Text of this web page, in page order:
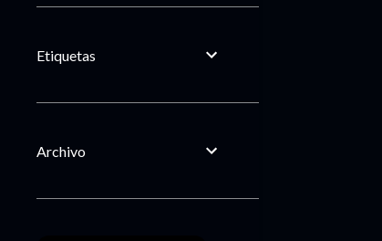
Etiquetas
Archivo